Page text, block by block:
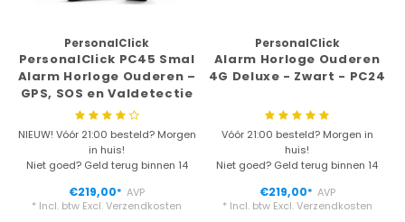
Kan ik douchen of zwemmen met mijn
alarmhorloge?
Hoe helpt een noodknop ouderen in het dagelijks
Werkt een alarmhorloge zonder smartphone?
Hoe werkt een alarmknop ouderen?
PersonalClick
PersonalClick PC45 Smal
Alarm Horloge Ouderen –
GPS, SOS en Valdetectie
– Zwart
NIEUW! Vóór 21:00 besteld? Morgen
in huis!
Niet goed? Geld terug binnen 14
€219,00* AVP
* Incl. btw Excl.Verzendkosten
PersonalClick
Alarm Horloge Ouderen
4G Deluxe - Zwart - PC24
Vóór 21:00 besteld? Morgen in
huis!
Niet goed? Geld terug binnen 14
€219,00* AVP
* Incl. btw Excl.Verzendkosten